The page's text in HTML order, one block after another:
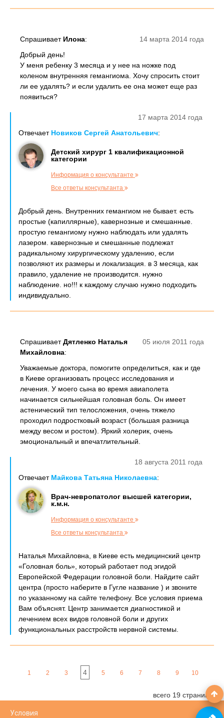
14 марта 2014 года
Спрашивает Илона:
Добрый день!
У меня ребенку 3 месяца и у нее на ножке под
коленом внутренняя гемангиома. Хочу спросить стоит
ли ее удалять? и если удалить ее она может еще раз
появиться?
17 марта 2014 года
Отвечает Новиков Сергей Анатольевич:
Детский хирург 1 квалификационной
категории
Информация о консультанте
Все ответы консультанта
Добрый день. Внутренних гемангиом не бывает. есть
простые (капиллярные), кавернозные и смешанные.
простую гемангиому нужно наблюдать или удалять
лазером. кавернозные и смешанные подлежат
радикальному хирургическому удалению, если
позволяют их размеры и локализация. в 3 месяца, как
правило, удаление не производится. нужно
наблюдение. но!!! к каждому случаю нужно подходить
индивидуально.
05 июля 2011 года
СпрашиваетДятленко Наталья
Михайловна:
Уважаемые доктора, помогите определиться, как и где
в Киеве организовать процесс исследования и
лечения. У моего сына во время авиаполета
начинается сильнейшая головная боль. Он имеет
астенический тип телосложения, очень тяжело
проходил подростковый возраст (большая разница
между весом и ростом). Яркий холерик, очень
эмоциональный и впечатлительный.
18 августа 2011 года
Отвечает Майкова Татьяна Николаевна:
Врач-невропатолог высшей категории,
к.м.н.
Информация о консультанте
Все ответы консультанта
Наталья Михайловна, в Киеве есть медицинский центр
«Головная боль», который работает под эгидой
Европейской Федерации головной боли. Найдите сайт
центра (просто наберите в Гугле название ) и звоните
по указанному на сайте телефону. Все условия приема
Вам объяснят. Центр занимается диагностикой и
лечением всех видов головной боли и других
функциональных расстройств нервной системы.
1 2 3 4 5 6 7 8 9 10
всего 19 страниц
Условия